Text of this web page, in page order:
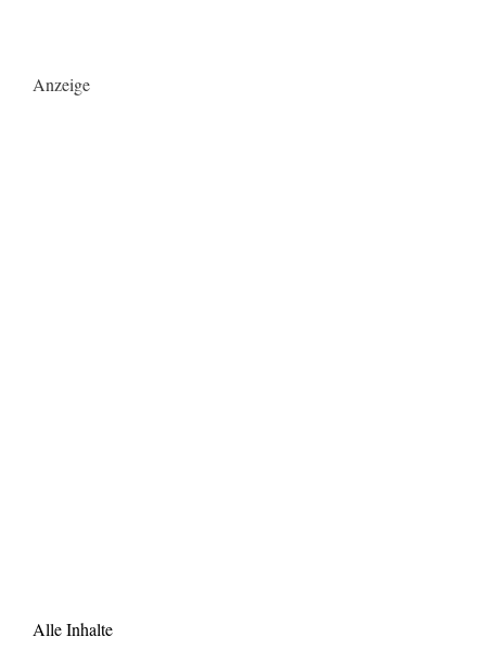
Anzeige
Alle Inhalte